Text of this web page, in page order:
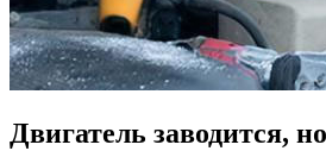
Двигатель заводится,